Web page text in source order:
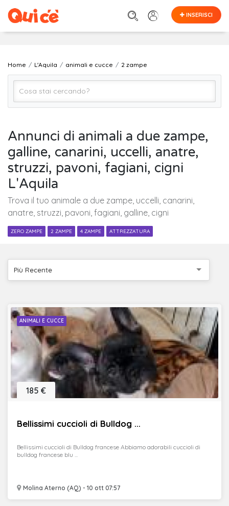
INSERISCI
Home L'Aquila animali e cucce 2 zampe
L'Aquila
Annunci di animali a due zampe,
galline, canarini, uccelli, anatre,
struzzi, pavoni, fagiani, cigni
L'Aquila
Trova il tuo animale a due zampe, uccelli, canarini,
anatre, struzzi, pavoni, fagiani, galline, cigni
ZERO ZAMPE 2 ZAMPE 4 ZAMPE ATTREZZATURA
Più Recente
ANIMALI E CUCCE
Bellissimi cuccioli di Bulldog ...
Molina Aterno (AQ) - 10 ott 07:57
185 €
Bellissimi cuccioli di Bulldog francese Abbiamo adorabili cuccioli di
bulldog francese blu ...